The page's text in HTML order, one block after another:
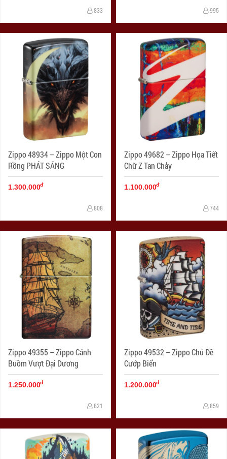
833 995
Zippo 48934 – Zippo Một Con
Rồng PHÁT SÁNG
1.300.000đ
808
Zippo 49682 – Zippo Họa Tiết
Chữ Z Tan Chảy
1.100.000đ
744
Zippo 49355 – Zippo Cánh
Buồm Vượt Đại Dương
1.250.000đ
821
Zippo 49532 – Zippo Chủ Đề
Cướp Biển
1.200.000đ
859